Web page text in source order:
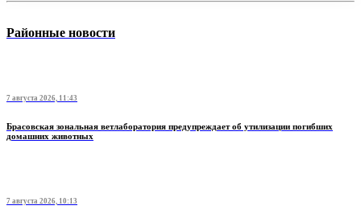
Районные новости
7 августа 2026, 11:43
Брасовская зональная ветлаборатория предупреждает об утилизации погибших
домашних животных
7 августа 2026, 10:13